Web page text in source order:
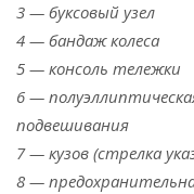
3 — буксовый узел
4 — бандаж колеса
5 — консоль тележки
6 —
подвешивания
7 — кузов (стрелка
8 —